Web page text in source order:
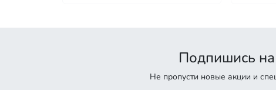
Подпишись
Не пропусти новые акции и